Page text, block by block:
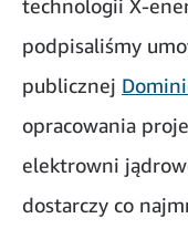
technologii X-
podpisaliśmy
publicznej
opracowania
elektrowni
dostarczy co